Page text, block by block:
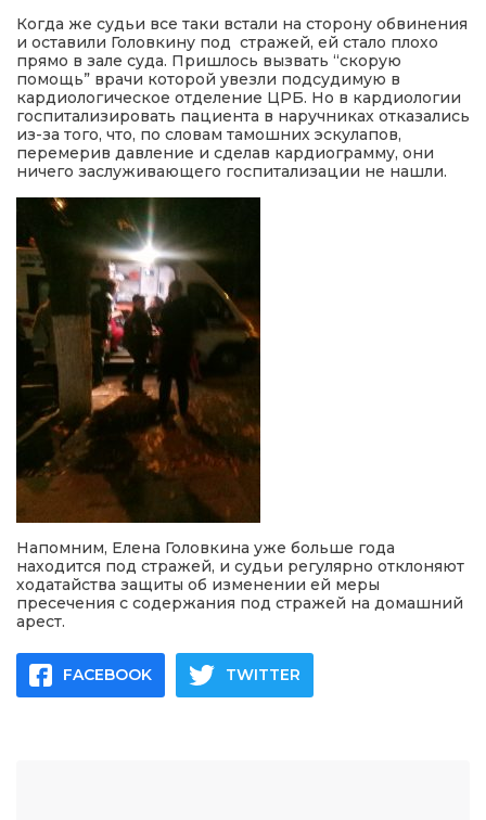
Когда же судьи все таки встали на сторону обвинения
и оставили Головкину под стражей, ей стало плохо
прямо в зале суда. Пришлось вызвать “скорую
помощь” врачи которой увезли подсудимую в
кардиологическое отделение ЦРБ. Но в кардиологии
госпитализировать пациента в наручниках отказались
из-за того, что, по словам тамошних эскулапов,
перемерив давление и сделав кардиограмму, они
ничего заслуживающего госпитализации не нашли.
Напомним, Елена Головкина уже больше года
находится под стражей, и судьи регулярно отклоняют
ходатайства защиты об изменении ей меры
пресечения с содержания под стражей на домашний
арест.
FACEBOOK TWITTER